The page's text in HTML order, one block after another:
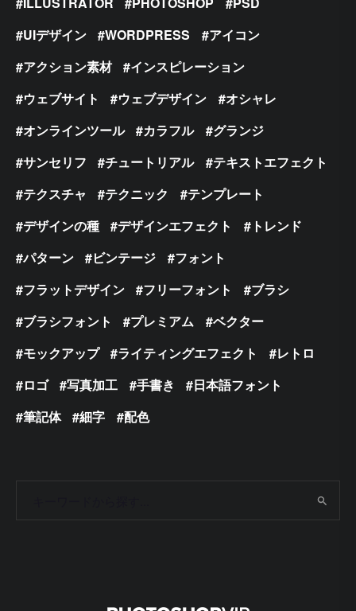
UIデザイン
WORDPRESS
アイコン
アクション素材
インスピレーション
ウェブサイト
ウェブデザイン
オシャレ
オンラインツール
カラフル
グランジ
サンセリフ
チュートリアル
テキストエフェクト
テクスチャ
テクニック
テンプレート
デザインの種
デザインエフェクト
トレンド
パターン
ビンテージ
フォント
フラットデザイン
フリーフォント
ブラシ
ブラシフォント
プレミアム
ベクター
モックアップ
ライティングエフェクト
レトロ
ロゴ
写真加工 手書き
日本語フォント
筆記体
細字 配色